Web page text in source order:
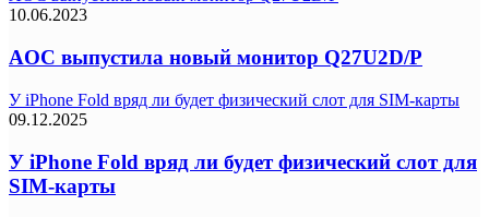
10.06.2023
AOC выпустила новый монитор Q27U2D/P
У iPhone Fold вряд ли будет физический слот для SIM-карты
09.12.2025
У iPhone Fold вряд ли будет физический слот для
SIM-карты